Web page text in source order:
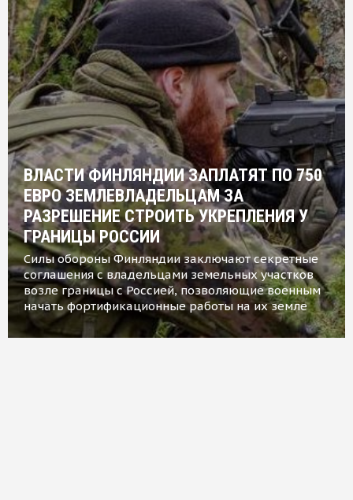
ВЛАСТИ ФИНЛЯНДИИ ЗАПЛАТЯТ ПО 750
ЕВРО ЗЕМЛЕВЛАДЕЛЬЦАМ ЗА
РАЗРЕШЕНИЕ СТРОИТЬ УКРЕПЛЕНИЯ У
ГРАНИЦЫ РОССИИ
Силы обороны Финляндии заключают секретные
соглашения с владельцами земельных участков
возле границы с Россией, позволяющие военным
начать фортификационные работы на их земле